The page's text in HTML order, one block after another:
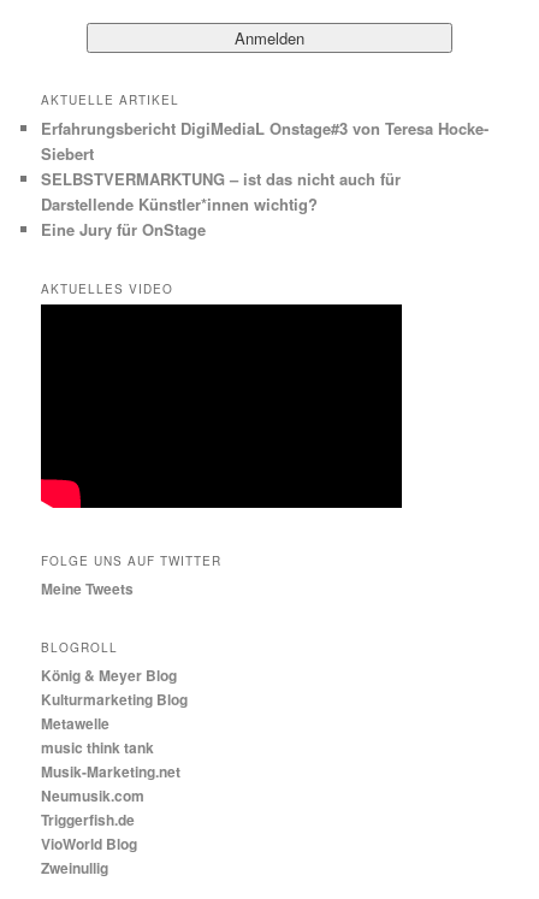
AKTUELLE ARTIKEL
Erfahrungsbericht DigiMediaL Onstage#3 von Teresa Hocke-
Siebert
SELBSTVERMARKTUNG – ist das nicht auch für
Darstellende Künstler*innen wichtig?
Eine Jury für OnStage
AKTUELLES VIDEO
FOLGE UNS AUF TWITTER
Meine Tweets
BLOGROLL
König & Meyer Blog
Kulturmarketing Blog
Metawelle
music think tank
Musik-Marketing.net
Neumusik.com
Triggerfish.de
VioWorld Blog
Zweinullig